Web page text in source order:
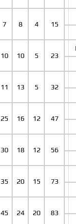
7 8 4
15
10 10 5 23
11 13 5 32
25 16 12 47
30 18 12 56
35 20 15 73
45 24 20 83